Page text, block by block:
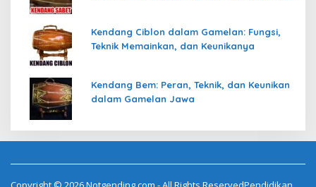
Kendang Ciblon dalam Gamelan: Fungsi,
Teknik Memainkan, dan Keunikanya
Kendang Bem: Peran, Teknik, dan Keunikan
dalam Gamelan Jawa